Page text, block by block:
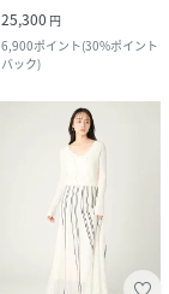
25,300 円
6,900ポイント(30%ポイント
バック)